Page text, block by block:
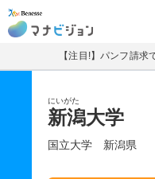
マナビジョン
【注目!】パンフ請
にいがた
新潟大学
国立大学 新潟県